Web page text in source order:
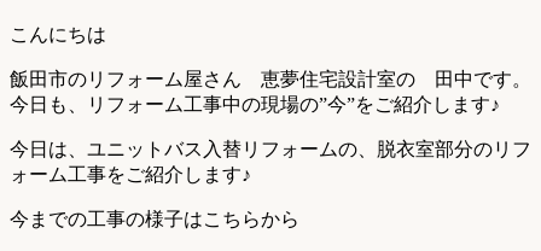
こんにちは
飯田市のリフォーム屋さん 恵夢住宅設計室の 田中です。
今日も、リフォーム工事中の現場の”今”をご紹介します♪
今日は、ユニットバス入替リフォームの、脱衣室部分のリフ
ォーム工事をご紹介します♪
今までの工事の様子はこちらから